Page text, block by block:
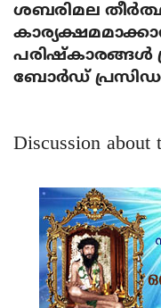
ശബരിമല
പരിഷ്‌കാരങ്ങള്‍
ബോര്‍ഡ്
Discussion about